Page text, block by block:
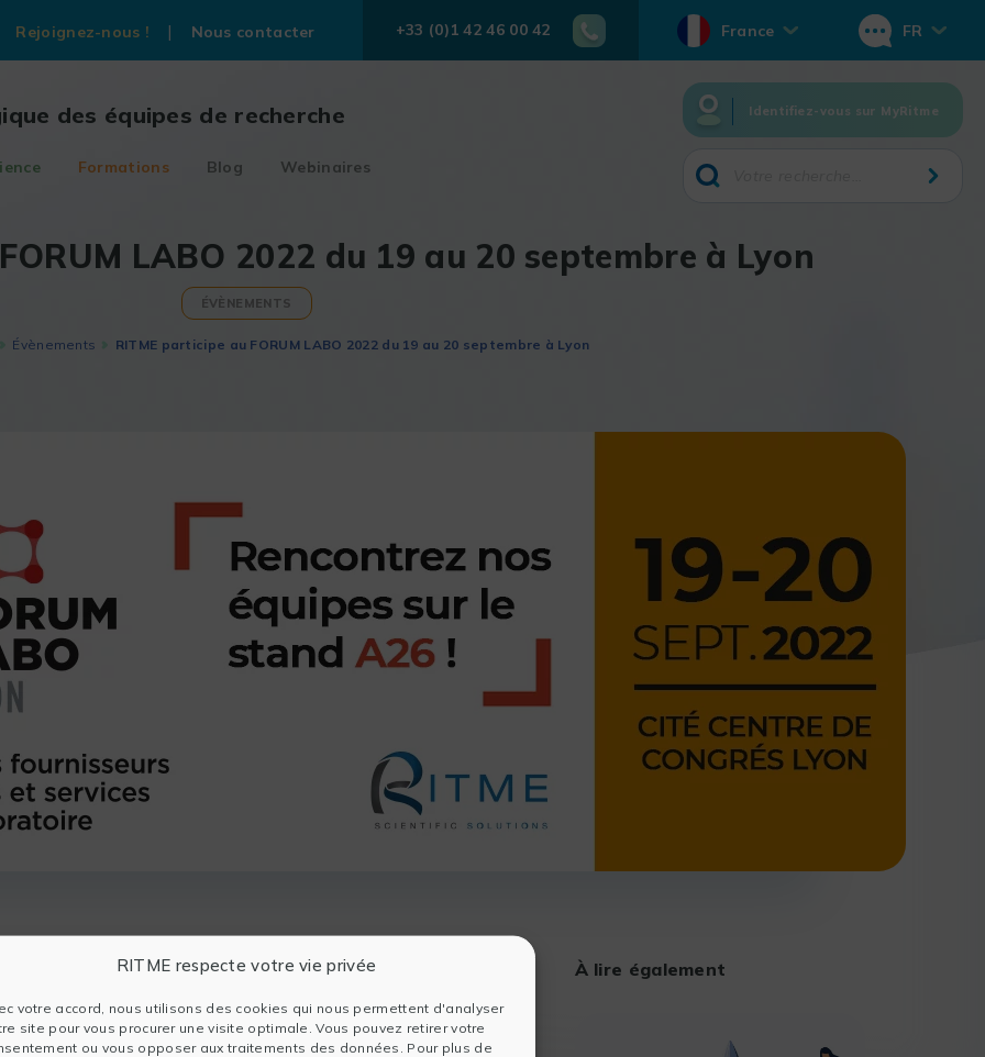
RITME respecte votre vie privée
votre accord, nous utilisons des cookies qui nous permettent d'analyser
site pour vous procurer une visite optimale. Vous pouvez retirer votre
ou vous opposer aux traitements des données. Pour plus de
Rejoignez-nous ! Nous contacter +33 (0)1 42 46 00 42 France FR
des équipes de recherche
Formations Blog Webinaires
Identifiez-vous sur MyRitme
LABO 2022 du 19 au 20 septembre à Lyon
ÉVÈNEMENTS
Évènements RITME participe au FORUM LABO 2022 du 19 au 20 septembre à Lyon
au FORUM LABO 2022 , qui se
À lire également